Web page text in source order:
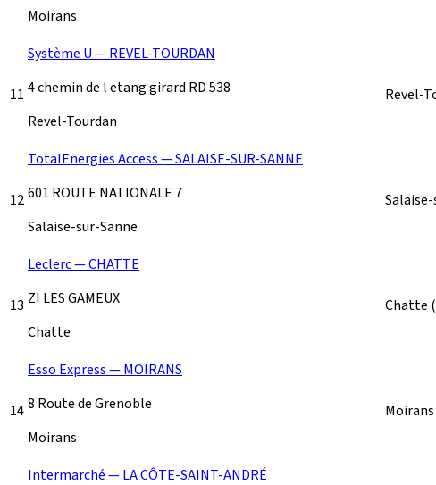
Moirans
11
Système U — REVEL-TOURDAN
4 chemin de l etang girard RD 538
Revel-Tourdan
Revel-
12
TotalEnergies Access — SALAISE-SUR-SANNE
601 ROUTE NATIONALE 7
Salaise-sur-Sanne
13
Leclerc — CHATTE
ZI LES GAMEUX
Chatte
Chatte
14
Esso Express — MOIRANS
8 Route de Grenoble
Moirans
Moirans
Intermarché — LA CÔTE-SAINT-ANDRÉ